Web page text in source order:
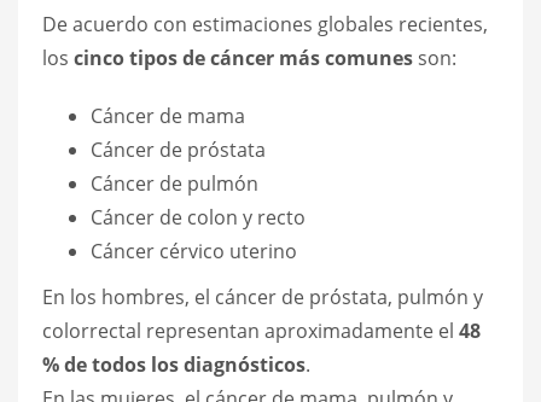
De acuerdo con estimaciones globales recientes,
los cinco tipos de cáncer más comunes son:
Cáncer de mama
Cáncer de próstata
Cáncer de pulmón
Cáncer de colon y recto
Cáncer cérvico uterino
En los hombres, el cáncer de próstata, pulmón y
colorrectal representan aproximadamente el 48
% de todos los diagnósticos.